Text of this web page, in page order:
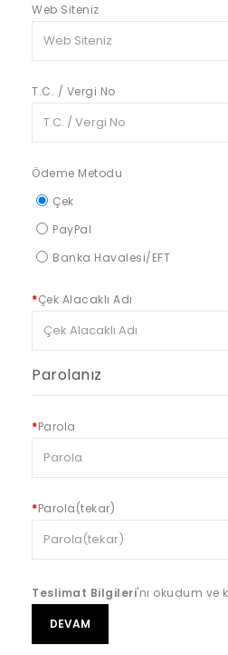
Web Siteniz
T.C. / Vergi No
Ödeme Metodu
Çek
PayPal
Banka Havalesi/EFT
Çek Alacaklı Adı
Parolanız
Parola
Parola(tekar)
Teslimat Bilgileri'nı okudum ve